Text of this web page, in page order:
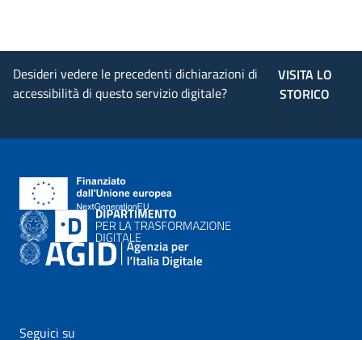
Desideri vedere le precedenti dichiarazioni di
accessibilità di questo servizio digitale?
VISITA LO
STORICO
Seguici su